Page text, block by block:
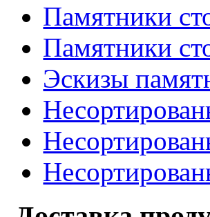
Памятники
Памятники
Эскизы